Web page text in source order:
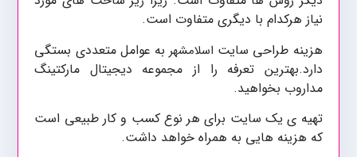
نیاز هرکدام با دیگری متفاوت است.
هزینه طراحی سایت اسلامشهر به عوامل متعددی بستگی
دارد.بهترین تعرفه را از مجموعه دیجیتال مارکتینگ
مداروب بخواهید.
تهیه ی یک سایت برای هر نوع کسب و کار طبیعی است
که هزینه هایی به همراه خواهد داشت.